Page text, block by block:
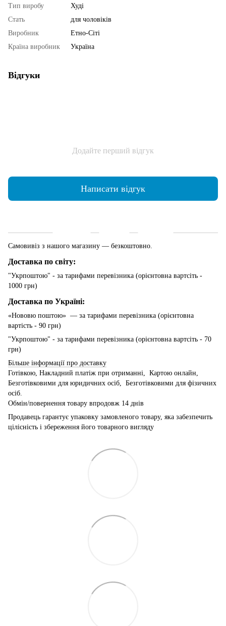
Тип виробу
Худі
Стать
для чоловіків
Виробник
Етно-Сіті
Країна виробник
Україна
Відгуки
Додайте перший відгук
Написати відгук
Самовивіз з нашого магазину — безкоштовно.
Доставка по світу:
"Укрпоштою" - за тарифами перевізника (орієнтовна вартсіть -
1000 грн)
Доставка по Україні:
«Нововю поштою» — за тарифами перевізника (орієнтовна
вартість - 90 грн)
"Укрпоштою" - за тарифами перевізника (орієнтовна вартсіть - 70
грн)
Більше інформації про доставку
Готівкою, Накладний платіж при отриманні, Картою онлайн,
Безготівковими для юридичних осіб, Безготівковими для фізичних
осіб.
Обмін/повернення товару впродовж 14 днів
Продавець гарантує упаковку замовленого товару, яка забезпечить
цілісність і збереження його товарного вигляду